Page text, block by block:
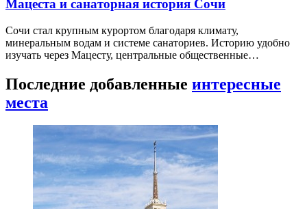
Мацеста и санаторная история Сочи
Сочи стал крупным курортом благодаря климату,
минеральным водам и системе санаториев. Историю удобно
изучать через Мацесту, центральные общественные…
Последние добавленные интересные
места